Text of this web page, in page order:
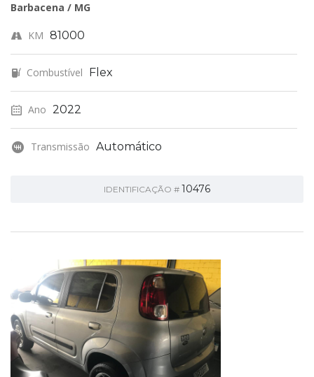
Barbacena / MG
KM 81000
Combustível Flex
Ano 2022
Transmissão Automático
IDENTIFICAÇÃO # 10476